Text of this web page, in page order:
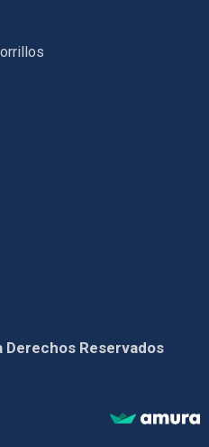
Derechos Reservados